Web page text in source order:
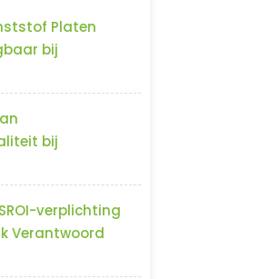
Platen
bij
bij
verplichting
Verantwoord